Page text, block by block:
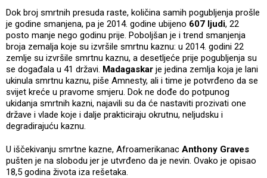
Dok broj smrtnih presuda raste, količina samih pogubljenja prošle
je godine smanjena, pa je 2014. godine ubijeno 607 ljudi, 22
posto manje nego godinu prije. Poboljšan je i trend smanjenja
broja zemalja koje su izvršile smrtnu kaznu: u 2014. godini 22
zemlje su izvršile smrtnu kaznu, a desetljeće prije pogubljenja su
se događala u 41 državi. Madagaskar je jedina zemlja koja je lani
ukinula smrtnu kaznu, piše Amnesty, ali i time je potvrđeno da se
svijet kreće u pravome smjeru. Dok ne dođe do potpunog
ukidanja smrtnih kazni, najavili su da će nastaviti prozivati one
države i vlade koje i dalje prakticiraju okrutnu, neljudsku i
degradirajuću kaznu.
U iščekivanju smrtne kazne, Afroamerikanac Anthony Graves
pušten je na slobodu jer je utvrđeno da je nevin. Ovako je opisao
18,5 godina života iza rešetaka.